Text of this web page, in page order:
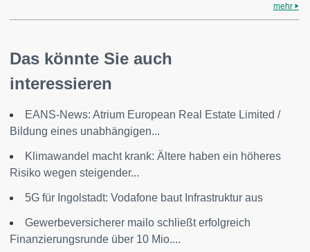
mehr
Das könnte Sie auch
interessieren
EANS-News: Atrium European Real Estate Limited /
Bildung eines unabhängigen...
Klimawandel macht krank: Ältere haben ein höheres
Risiko wegen steigender...
5G für Ingolstadt: Vodafone baut Infrastruktur aus
Gewerbeversicherer mailo schließt erfolgreich
Finanzierungsrunde über 10 Mio....